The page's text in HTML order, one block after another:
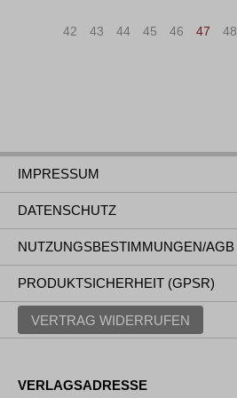
42 43 44 45 46 47 48
IMPRESSUM
DATENSCHUTZ
NUTZUNGSBESTIMMUNGEN/AGB
PRODUKTSICHERHEIT (GPSR)
VERTRAG WIDERRUFEN
VERLAGSADRESSE